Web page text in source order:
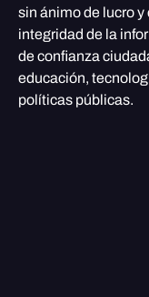
sin ánimo de lucro y
integridad de la
de confianza
educación,
políticas públicas.